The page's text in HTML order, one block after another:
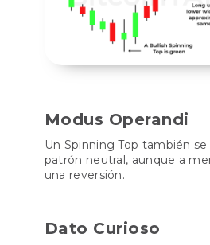
Modus Operandi
Un Spinning Top también
patrón neutral, aunque a
una reversión.
Dato Curioso